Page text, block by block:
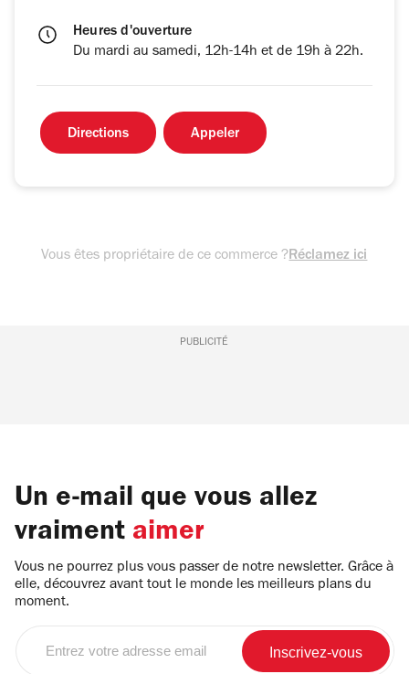
Heures d'ouverture
Du mardi au samedi, 12h-14h et de 19h à 22h.
Directions Appeler
Vous êtes propriétaire de ce commerce ?Réclamez ici
PUBLICITÉ
Un e-mail que vous allez
vraiment aimer
Vous ne pourrez plus vous passer de notre newsletter. Grâce à
elle, découvrez avant tout le monde les meilleurs plans du
moment.